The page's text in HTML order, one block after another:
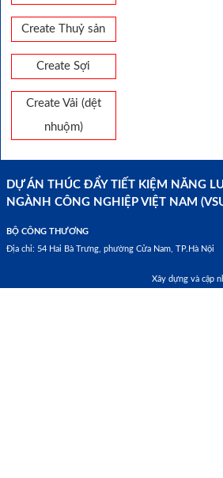
Create Thuỷ sản
Create Sợi
Create Vải (dệt
nhuộm)
DỰ ÁN THÚC ĐẨY TIẾT KIỆM NĂNG
NGÀNH CÔNG NGHIỆP VIỆT NAM
BỘ CÔNG THƯƠNG
Địa chỉ: 54 Hai Bà Trưng, phường Cửa Nam, TP.Hà Nội
Xây dựng và cập